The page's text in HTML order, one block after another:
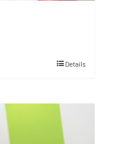
Details